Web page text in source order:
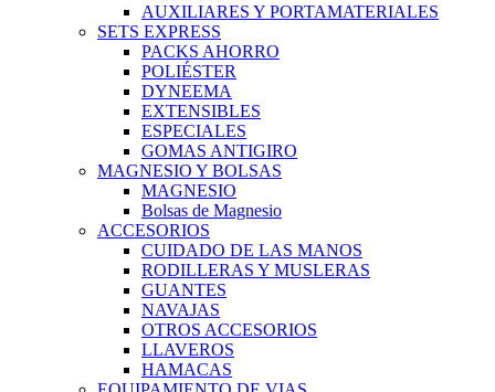
AUXILIARES Y PORTAMATERIALES
SETS EXPRESS
PACKS AHORRO
POLIÉSTER
DYNEEMA
EXTENSIBLES
ESPECIALES
GOMAS ANTIGIRO
MAGNESIO Y BOLSAS
MAGNESIO
Bolsas de Magnesio
ACCESORIOS
CUIDADO DE LAS MANOS
RODILLERAS Y MUSLERAS
GUANTES
NAVAJAS
OTROS ACCESORIOS
LLAVEROS
HAMACAS